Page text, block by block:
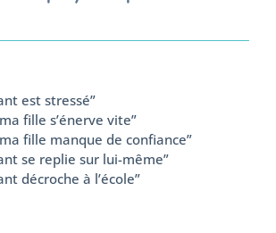
est stressé”
fille s’énerve vite”
fille manque de confiance”
se replie sur lui-même”
décroche à l’école”